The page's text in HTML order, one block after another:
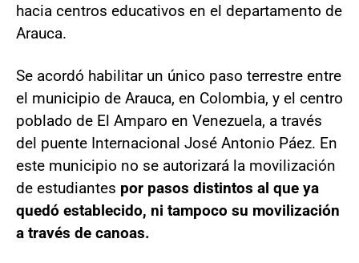
hacia centros educativos en el departamento de
Arauca.
Se acordó habilitar un único paso terrestre entre
el municipio de Arauca, en Colombia, y el centro
poblado de El Amparo en Venezuela, a través
del puente Internacional José Antonio Páez. En
este municipio no se autorizará la movilización
de estudiantes por pasos distintos al que ya
quedó establecido, ni tampoco su movilización
a través de canoas.